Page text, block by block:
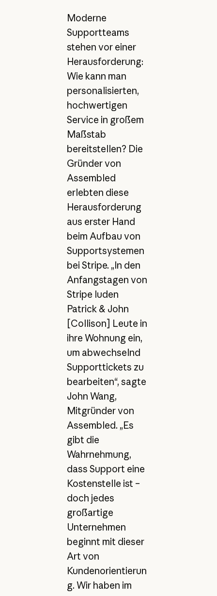
Moderne
Supportteams
stehen vor einer
Herausforderung:
Wie kann man
personalisierten,
hochwertigen
Service in großem
Maßstab
bereitstellen? Die
Gründer von
Assembled
erlebten diese
Herausforderung
aus erster Hand
beim Aufbau von
Supportsystemen
bei Stripe. „In den
Anfangstagen von
Stripe luden
Patrick & John
[Collison] Leute in
ihre Wohnung ein,
um abwechselnd
Supporttickets zu
bearbeiten“, sagte
John Wang,
Mitgründer von
Assembled. „Es
gibt die
Wahrnehmung,
dass Support eine
Kostenstelle ist –
doch jedes
großartige
Unternehmen
beginnt mit dieser
Art von
Kundenorientierun
g. Wir haben im